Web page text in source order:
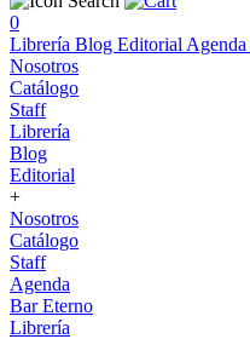
0
Librería Blog Editorial Agenda
Nosotros
Catálogo
Staff
Librería
Blog
Editorial
+
Nosotros
Catálogo
Staff
Agenda
Bar Eterno
Librería